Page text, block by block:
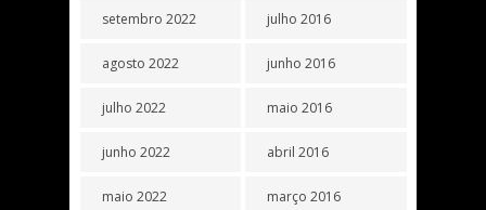
setembro 2022
agosto 2022
julho 2022
junho 2022
maio 2022
julho 2016
junho 2016
maio 2016
abril 2016
março 2016